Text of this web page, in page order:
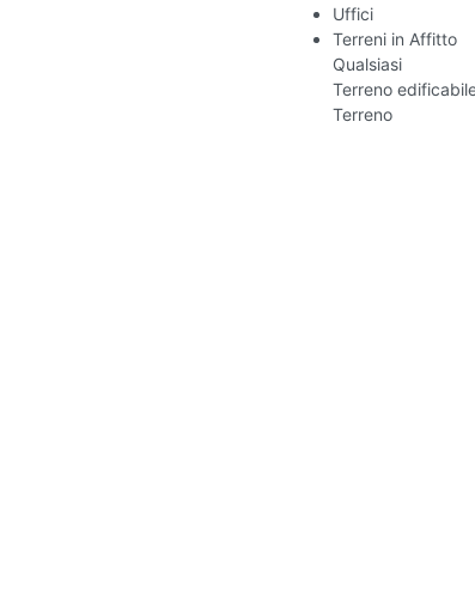
Uffici
Terreni in Affitto
Qualsiasi
Terreno
Terreno